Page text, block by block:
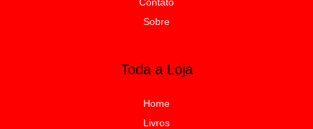
Sobre
Toda a Loja
Home
Livros